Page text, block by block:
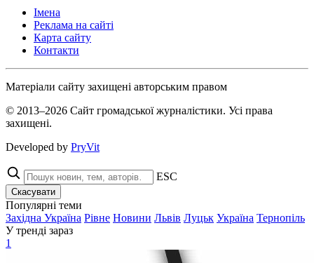
Імена
Реклама на сайті
Карта сайту
Контакти
Матеріали сайту захищені авторським правом
© 2013–2026 Сайт громадської журналістики. Усі права
захищені.
Developed by PryVit
ESC
Скасувати
Популярні теми
Західна Україна Рівне Новини Львів Луцьк Україна Тернопіль
У тренді зараз
1